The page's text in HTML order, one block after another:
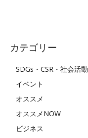
カテゴリー
SDGs・CSR・社会活動
イベント
オススメ
オススメNOW
ビジネス